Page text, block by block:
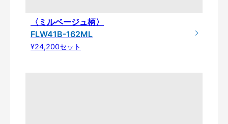
〈ミルベージュ柄〉
FLW41B-162ML
¥24,200セット